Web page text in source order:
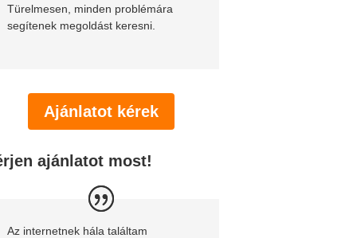
Türelmesen, minden problémára
segítenek megoldást keresni.
Ajánlatot kérek
ajánlatot most!
Az internetnek hála találtam